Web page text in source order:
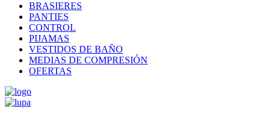
BRASIERES
PANTIES
CONTROL
PIJAMAS
VESTIDOS DE BAÑO
MEDIAS DE COMPRESIÓN
OFERTAS